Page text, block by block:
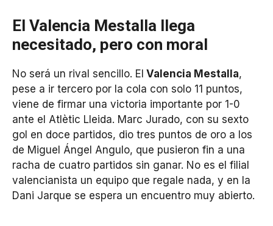
El Valencia Mestalla llega
necesitado, pero con moral
No será un rival sencillo. El Valencia Mestalla,
pese a ir tercero por la cola con solo 11 puntos,
viene de firmar una victoria importante por 1-0
ante el Atlètic Lleida. Marc Jurado, con su sexto
gol en doce partidos, dio tres puntos de oro a los
de Miguel Ángel Angulo, que pusieron fin a una
racha de cuatro partidos sin ganar. No es el filial
valencianista un equipo que regale nada, y en la
Dani Jarque se espera un encuentro muy abierto.